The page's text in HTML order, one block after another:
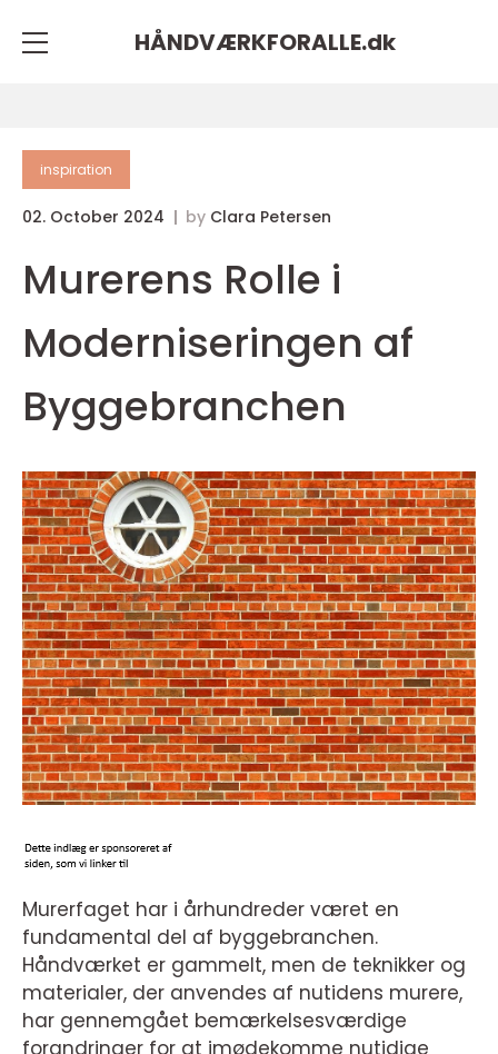
HÅNDVÆRKFORALLE.dk
inspiration
02. October 2024 by Clara Petersen
Murerens Rolle i
Moderniseringen af
Byggebranchen
Murerfaget har i århundreder været en
fundamental del af byggebranchen.
Håndværket er gammelt, men de teknikker og
materialer, der anvendes af nutidens murere,
har gennemgået bemærkelsesværdige
forandringer for at imødekomme nutidige